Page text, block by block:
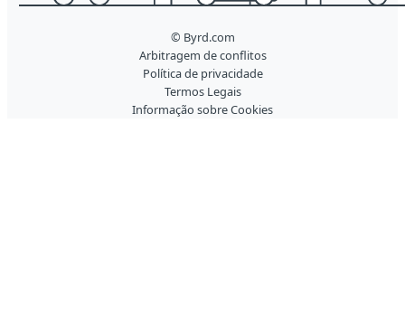
© Byrd.com
Arbitragem de conflitos
Política de privacidade
Termos Legais
Informação sobre Cookies